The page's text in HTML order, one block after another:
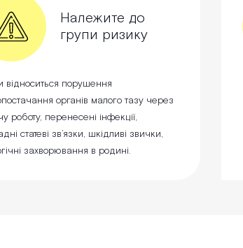
Належите до
групи ризику
порушення
органів малого тазу через
роботу, перенесені інфекції,
статеві зв’язки, шкідливі звички,
захворювання в родині.